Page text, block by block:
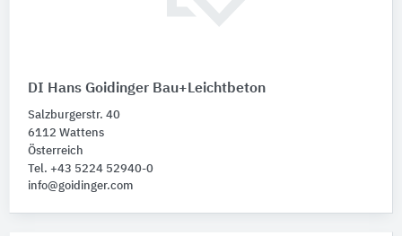
DI Hans Goidinger Bau+Leichtbeton
Salzburgerstr. 40
6112 Wattens
Österreich
Tel. +43 5224 52940-0
info@goidinger.com